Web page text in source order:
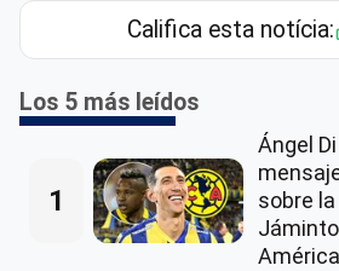
Califica esta notícia:
Los 5 más leídos
1
Ángel
sobre
América